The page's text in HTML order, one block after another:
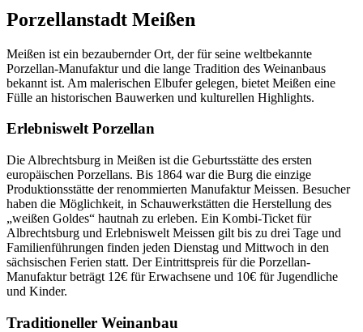
Porzellanstadt Meißen
Meißen ist ein bezaubernder Ort, der für seine weltbekannte
Porzellan-Manufaktur und die lange Tradition des Weinanbaus
bekannt ist. Am malerischen Elbufer gelegen, bietet Meißen eine
Fülle an historischen Bauwerken und kulturellen Highlights.
Erlebniswelt Porzellan
Die Albrechtsburg in Meißen ist die Geburtsstätte des ersten
europäischen Porzellans. Bis 1864 war die Burg die einzige
Produktionsstätte der renommierten Manufaktur Meissen. Besucher
haben die Möglichkeit, in Schauwerkstätten die Herstellung des
„weißen Goldes“ hautnah zu erleben. Ein Kombi-Ticket für
Albrechtsburg und Erlebniswelt Meissen gilt bis zu drei Tage und
Familienführungen finden jeden Dienstag und Mittwoch in den
sächsischen Ferien statt. Der Eintrittspreis für die Porzellan-
Manufaktur beträgt 12€ für Erwachsene und 10€ für Jugendliche
und Kinder.
Traditioneller Weinanbau